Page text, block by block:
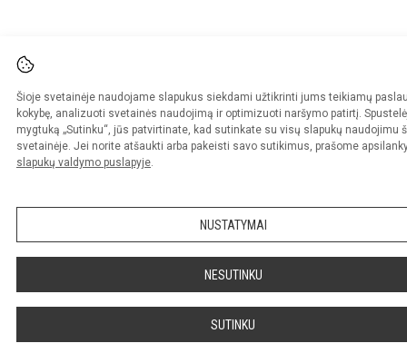
Šioje svetainėje naudojame slapukus siekdami užtikrinti jums teikiamų
kokybę, analizuoti svetainės naudojimą ir optimizuoti naršymo patirtį.
mygtuką „Sutinku“, jūs patvirtinate, kad sutinkate su visų slapukų naudojimu
svetainėje. Jei norite atšaukti arba pakeisti savo sutikimus, prašome
slapukų valdymo puslapyje.
NUSTATYMAI
NESUTINKU
SUTINKU